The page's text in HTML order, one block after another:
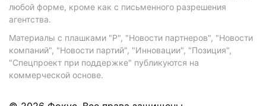
любой форме, кроме как с письменного разрешения
агентства.
Материалы с плашками "Р", "Новости партнеров", "Новости
компаний", "Новости партий", "Инновации", "Позиция",
"Спецпроект при поддержке" публикуются на
коммерческой основе.